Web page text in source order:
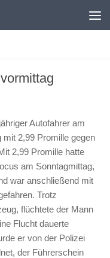
Autofahrer am
mit 2,99 Promille gegen
2,99 Promille hatte
am Sonntagmittag,
war anschließend mit
Trotz
flüchtete der Mann
Flucht dauerte
er von der Polizei
der Führerschein